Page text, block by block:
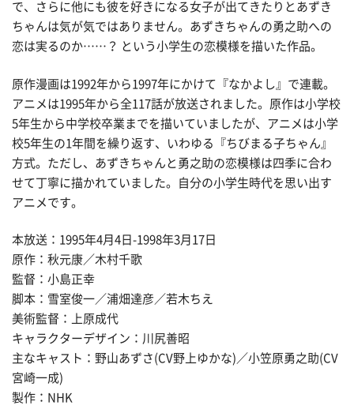
で、さらに他にも彼を好きになる女子が出てきたりとあずき
ちゃんは気が気ではありません。あずきちゃんの勇之助への
恋は実るのか……？ という小学生の恋模様を描いた作品。
原作漫画は1992年から1997年にかけて『なかよし』で連載。
アニメは1995年から全117話が放送されました。原作は小学校
5年生から中学校卒業までを描いていましたが、アニメは小学
校5年生の1年間を繰り返す、いわゆる『ちびまる子ちゃん』
方式。ただし、あずきちゃんと勇之助の恋模様は四季に合わ
せて丁寧に描かれていました。自分の小学生時代を思い出す
アニメです。
本放送：1995年4月4日-1998年3月17日
原作：秋元康／木村千歌
監督：小島正幸
脚本：雪室俊一／浦畑達彦／若木ちえ
美術監督：上原成代
キャラクターデザイン：川尻善昭
主なキャスト：野山あずさ(CV野上ゆかな)／小笠原勇之助(CV
宮崎一成)
製作：NHK